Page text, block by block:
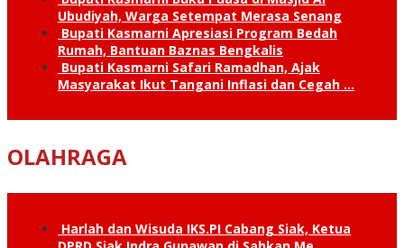
Ubudiyah, Warga Setempat Merasa Senang
Bupati Kasmarni Apresiasi Program Bedah
Rumah, Bantuan Baznas Bengkalis
Bupati Kasmarni Safari Ramadhan, Ajak
Masyarakat Ikut Tangani Inflasi dan Cegah …
OLAHRAGA
Harlah dan Wisuda IKS.PI Cabang Siak, Ketua